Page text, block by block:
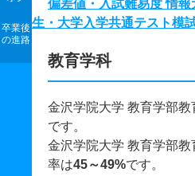
卒業後
の進路
偏差値・入試難易度 情
生・大学入学共通テスト模
教育学科
金沢学院大学 教育学部
です。
金沢学院大学 教育学部
率は45～49%です。